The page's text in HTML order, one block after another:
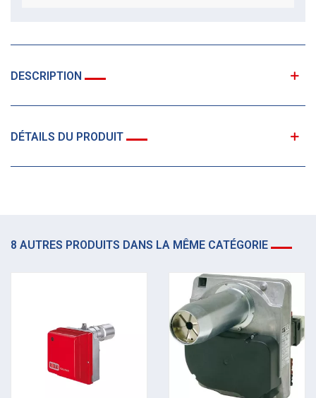
DESCRIPTION
DÉTAILS DU PRODUIT
8 AUTRES PRODUITS DANS LA MÊME CATÉGORIE